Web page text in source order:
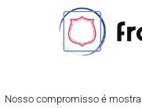
Nosso compromisso é